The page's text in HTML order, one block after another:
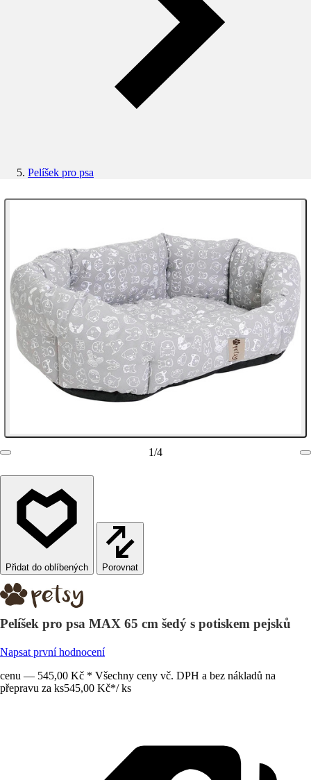
Pelíšek pro psa
1/4
Porovnat
Pelíšek pro psa MAX 65 cm šedý s potiskem pejsků
Napsat první hodnocení
cenu — 545,00 Kč * Všechny ceny vč. DPH a bez nákladů na
přepravu za ks545,00 Kč*/ ks